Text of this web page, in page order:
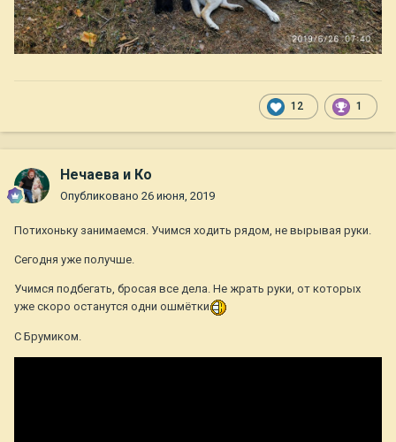
12 1
Нечаева и Ко
Опубликовано 26 июня, 2019
Потихоньку занимаемся. Учимся ходить рядом, не вырывая руки.
Сегодня уже получше.
Учимся подбегать, бросая все дела. Не жрать руки, от которых
уже скоро останутся одни ошмётки
С Брумиком.